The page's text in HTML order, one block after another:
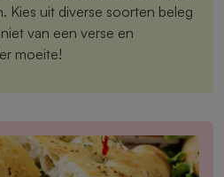
Kies uit diverse soorten beleg
van een verse en
moeite!